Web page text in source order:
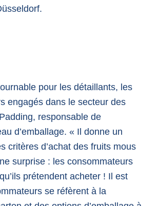
pour les détaillants, les
engagés dans le secteur des
responsable de
d’emballage. « Il donne un
critères d’achat des fruits mous
surprise : les consommateurs
prétendent acheter ! Il est
se réfèrent à la